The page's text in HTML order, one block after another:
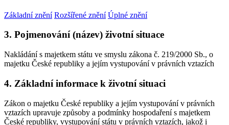
Základní znění Rozšířené znění Úplné znění
3. Pojmenování (název) životní situace
Nakládání s majetkem státu ve smyslu zákona č. 219/2000 Sb., o
majetku České republiky a jejím vystupování v právních vztazích
4. Základní informace k životní situaci
Zákon o majetku České republiky a jejím vystupování v právních
vztazích upravuje způsoby a podmínky hospodaření s majetkem
České republiky, vystupování státu v právních vztazích, jakož i